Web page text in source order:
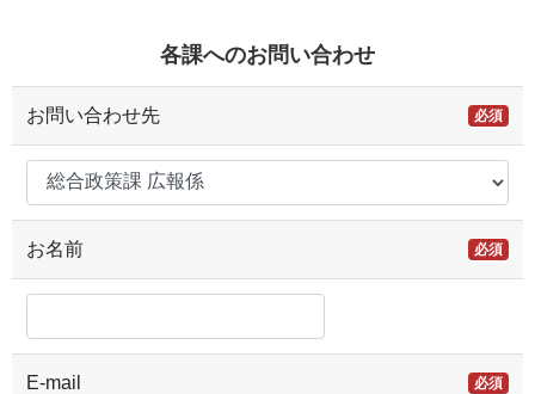
各課へのお問い合わせ
お問い合わせ先 必須
お名前 必須
E-mail 必須